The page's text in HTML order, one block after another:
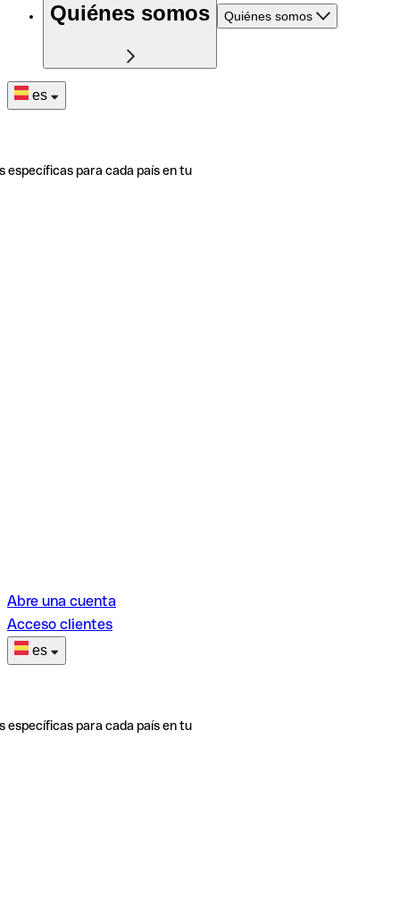
Quiénes somos Quiénes somos
es
específicas para cada país en tu
Abre una cuenta
Acceso clientes
es
específicas para cada país en tu